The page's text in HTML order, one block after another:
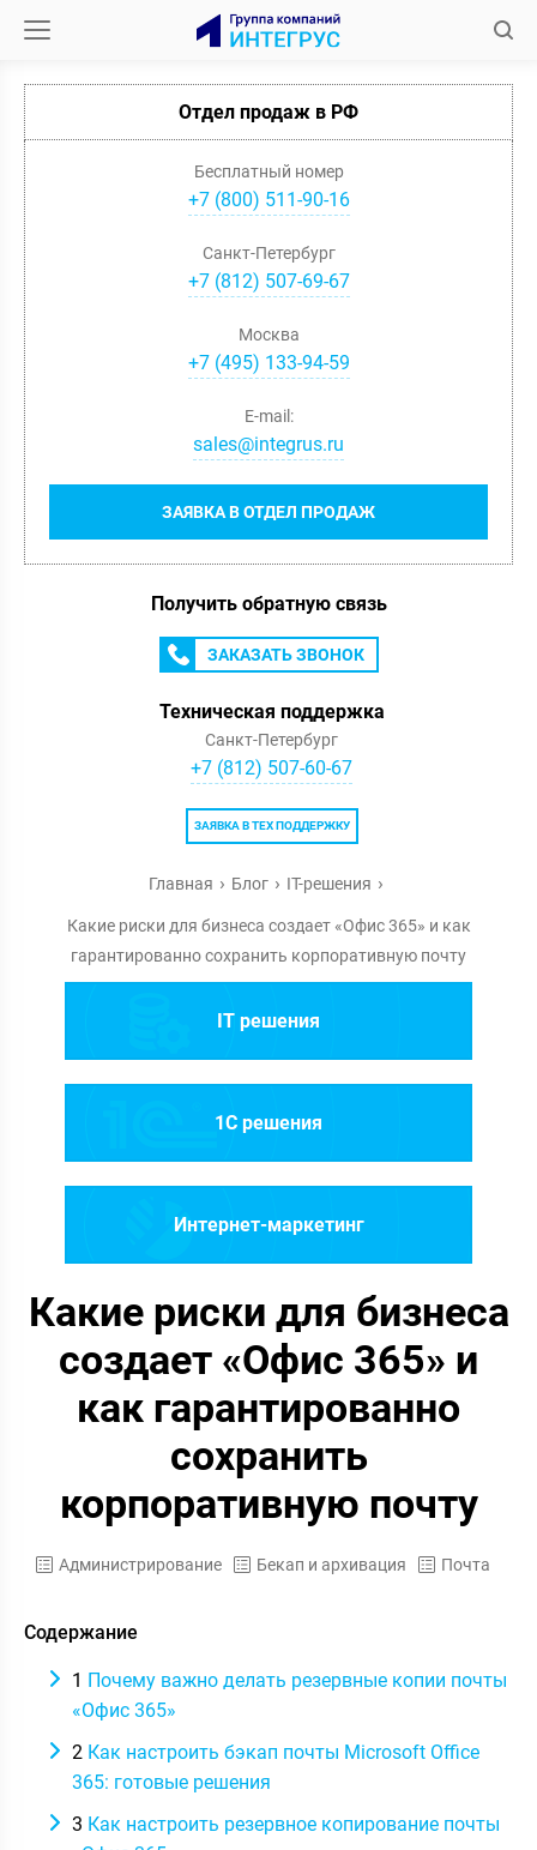
Отдел продаж в РФ
Бесплатный номер
+7 (800) 511-90-16
Санкт-Петербург
+7(812) 507-69-67
Москва
+7(495) 133-94-59
ЗАЯВКА В ОТДЕЛ ПРОДАЖ
E-mail:
sales@integrus.ru
Получить обратную связь
ЗАКАЗАТЬ ЗВОНОК
Техническая поддержка
Санкт-Петербург
+7 (812) 507-60-67
ЗАЯВКА В ТЕХ ПОДДЕРЖКУ
Главная Блог IT-решения
Какие риски для бизнеса создает «Офис 365» и как
гарантированно сохранить корпоративную почту
IT решения
1C решения
Интернет-маркетинг
Какие риски для бизнеса
создает «Офис 365» и
как гарантированно
сохранить
корпоративную почту
Администрирование Бекап и архивация Почта
Содержание
1 Почему важно делать резервные копии почты
«Офис 365»
2 Как настроить бэкап почты Microsoft Office
365: готовые решения
3 Как настроить резервное копирование почты